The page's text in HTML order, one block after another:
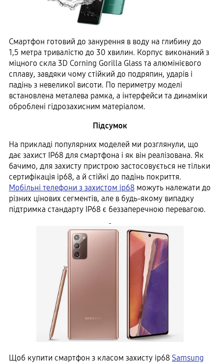
Смартфон готовий до занурення в воду на глибину до
1,5 метра тривалістю до 30 хвилин. Корпус виконаний з
міцного скла 3D Corning Gorilla Glass та алюмінієвого
сплаву, завдяки чому стійкий до подряпин, ударів і
падінь з невеликої висоти. По периметру моделі
встановлена металева рамка, а інтерфейси та динаміки
оброблені гідрозахисним матеріалом.
Підсумок
На прикладі популярних моделей ми розглянули, що
дає захист IP68 для смартфона і як він реалізована. Як
бачимо, для захисту пристрою застосовується не тільки
сертифікація ip68, а й стійкі до падінь покриття.
Мобільні телефони з захистом ip68 можуть належати до
різних цінових сегментів, але в будь-якому випадку
підтримка стандарту ІР68 є беззаперечною перевагою.
Щоб купити смартфон з класом захисту ip68 Samsung